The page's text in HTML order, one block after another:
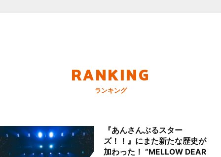
RANKING
ランキング
『あんさんぶるスター
ズ！！』にまた新たな歴史が
加わった！ “MELLOW DEAR